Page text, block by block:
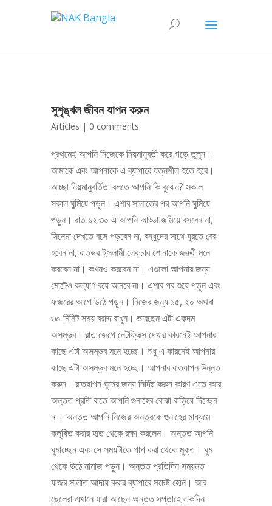
সুশৃঙ্খল জীবন যাপন করুন
Articles | 0 comments
প্রথমেই আপনি নিজেকে নিয়মানুবর্তী করে গড়ে তুলুন।
আমাকে এবং আপনাকে এ ব্যাপারে যত্নশীল হতে হবে।
আচ্ছা নিয়মানুবর্তিতা বলতে আপনি কি বুঝেন? সকাল
সকাল ঘুমিয়ে পড়ুন। এশার সালাতের পর আপনি ঘুমিয়ে
পড়ুন। রাত ১২.৩০ এ আপনি আড্ডা জমিয়ে বসবেন না,
সিনেমা দেখতে বসে পড়বেন না, বন্ধুদের সাথে ঘুরতে বের
হবেন না, রাতভর ইসলামী লেকচার শোনাকে জরুরী মনে
করবেন না। কখনও করবেন না। এগুলো আপনার জন্য
মোটেও কল্যাণ বয়ে আনবে না। এশার পর শুয়ে পড়ুন এবং
ফজরের আগে উঠে পড়ুন। নিজের জন্য ১৫, ২০ অথবা
৩০ মিনিট সময় বরাদ্দ রাখুন। ভাবছেন এটা একদম
অসম্ভব। রাত জেগে নেটফ্লিক্স দেখার কারনেই আপনার
কাছে এটা অসম্ভব মনে হচ্ছে। শুধু এ কারনেই আপনার
কাছে এটা অসম্ভব মনে হচ্ছে। আপনার রাতযাপন উন্নত
করুন। রাতযাপন ঘুমের জন্য নির্দিষ্ট করুন কারণ এতে করে
অন্তত প্রতি রাতে আপনি গুনাহের বোঝা বাড়িয়ে দিচ্ছেন
না। অন্তত আপনি নিজের অন্তরকে গুনাহের মাধ্যমে
কলুষিত করার হাত থেকে রক্ষা করলেন। অন্তত আপনি
ঘুমাচ্ছেন এবং সে সময়টাতে পাপ করা থেকে মুক্ত। ঘুম
থেকে উঠে নামাজ পড়ুন। অন্তত প্রতিদিন সময়মত
ফজর সালাত আদায় করার ব্যাপারে সচেষ্ট হোন। আর
ছেলেরা এখানে যারা আছেন অন্তত সপ্তাহে একদিন